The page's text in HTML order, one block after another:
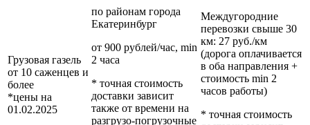
Грузовая газель
от 10 саженцев и
более
*цены на
01.02.2025
по районам города
Екатеринбург
от 900 рублей/час, min
2 часа
* точная стоимость
доставки зависит
также от времени на
разгрузо-погрузочные
Междугородние
перевозки свыше 30
км: 27 руб./км
(дорога оплачивается
в оба направления +
стоимость min 2
часов работы)
* точная стоимость